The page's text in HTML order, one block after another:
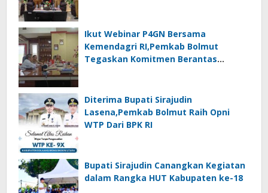
Ikut Webinar P4GN Bersama
Kemendagri RI,Pemkab Bolmut
Tegaskan Komitmen Berantas
Diterima Bupati Sirajudin
Lasena,Pemkab Bolmut Raih Opni
WTP Dari BPK RI
Bupati Sirajudin Canangkan Kegiatan
dalam Rangka HUT Kabupaten ke-18